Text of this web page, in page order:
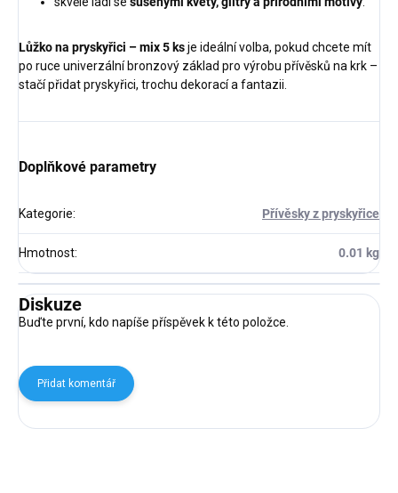
Lůžko na pryskyřici – mix 5 ksje ideální volba, pokud chcete mít
po ruce univerzální bronzový základ pro výrobu přívěsků na krk –
stačí přidat pryskyřici, trochu dekorací a fantazii.
Doplňkové parametry
Kategorie: Přívěsky z pryskyřice
Hmotnost: 0.01 kg
Diskuze
Buďte první, kdo napíše příspěvek k této položce.
Přidat komentář